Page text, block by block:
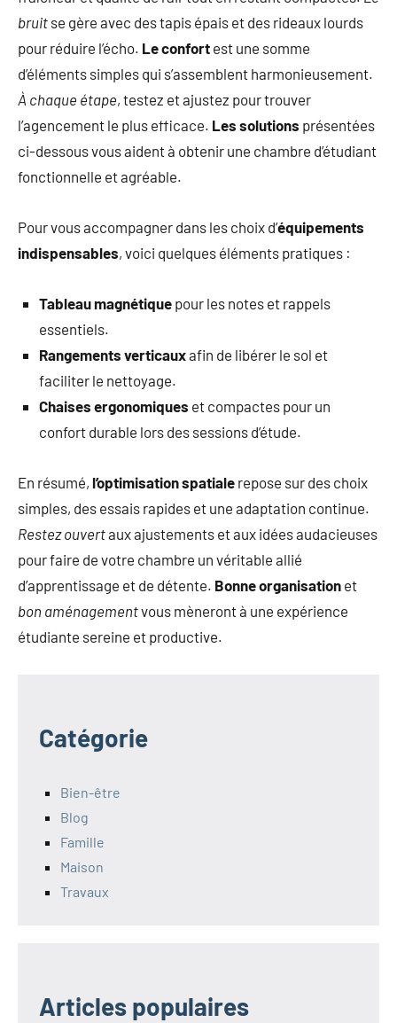
bruit se gère avec des tapis épais et des rideaux lourds
pour réduire l’écho. Le confort est une somme
d’éléments simples qui s’assemblent harmonieusement.
À chaque étape, testez et ajustez pour trouver
l’agencement le plus efficace. Les solutions présentées
ci-dessous vous aident à obtenir une chambre d’étudiant
fonctionnelle et agréable.
Pour vous accompagner dans les choix d’équipements
indispensables, voici quelques éléments pratiques :
Tableau magnétique pour les notes et rappels
essentiels.
Rangements verticauxafin de libérer le sol et
faciliter le nettoyage.
Chaises ergonomiques et compactes pour un
confort durable lors des sessions d’étude.
En résumé, l’optimisation spatiale repose sur des choix
simples, des essais rapides et une adaptation continue.
Restez ouvertaux ajustements et aux idées audacieuses
pour faire de votre chambre un véritable allié
d’apprentissage et de détente. Bonne organisation et
bon aménagementvous mèneront à une expérience
étudiante sereine et productive.
Catégorie
Bien-être
Blog
Famille
Maison
Travaux
Articles populaires